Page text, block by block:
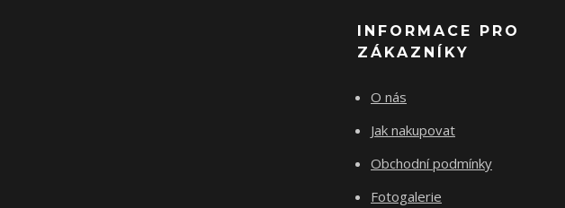
INFORMACE PRO
ZÁKAZNÍKY
O nás
Jak nakupovat
Obchodní podmínky
Fotogalerie